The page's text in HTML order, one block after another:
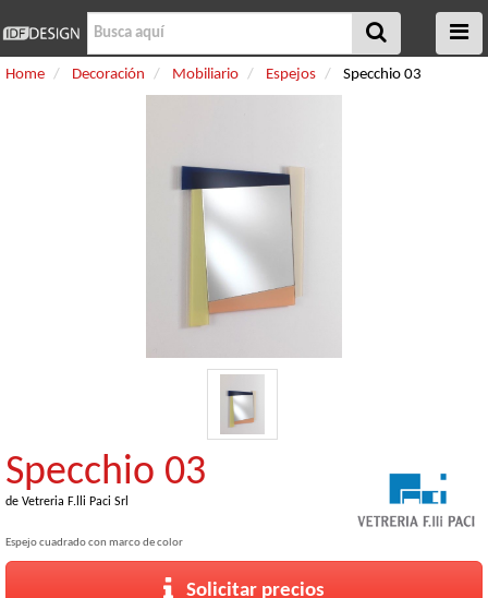
Home Decoración Mobiliario Espejos Specchio 03
Specchio 03
de Vetreria F.lli Paci Srl
Espejo cuadrado con marco de color
Solicitar precios